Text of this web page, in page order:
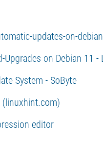
updates-on-debian
on Debian 11 -
System - SoByte
(linuxhint.com)
editor